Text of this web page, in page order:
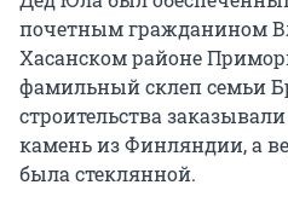
почетным гражданином
Хасанском районе
фамильный склеп семьи
строительства
камень из Финляндии, а
была стеклянной.